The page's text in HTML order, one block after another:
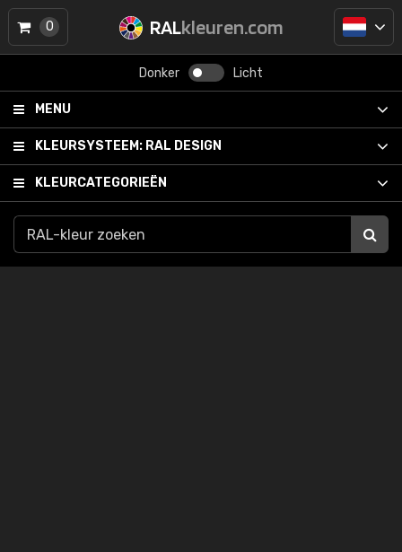
RALkleuren.com
Donker Licht
MENU
KLEURSYSTEEM: RAL DESIGN
KLEURCATEGORIEËN
0